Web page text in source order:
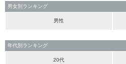
男女別ランキング
男性
年代別ランキング
20代